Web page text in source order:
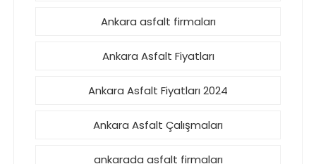
Ankara asfalt firmaları
Ankara Asfalt Fiyatları
Ankara Asfalt Fiyatları 2024
Ankara Asfalt Çalışmaları
ankarada asfalt firmaları